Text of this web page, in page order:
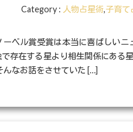
Category : 人物占星術,子育て
ーベル賞受賞は本当に喜ばしい
存在する星より相生関係にある
んなお話をさせていた […]